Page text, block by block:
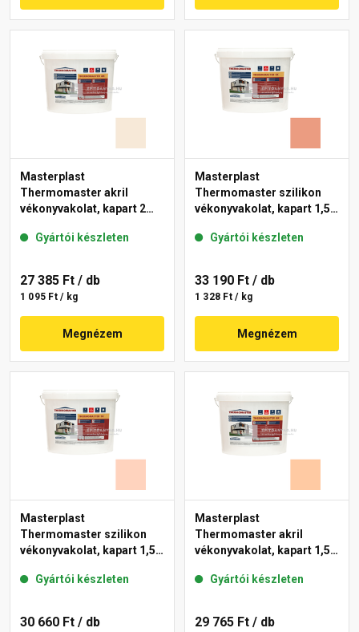
Masterplast
Thermomaster akril
vékonyvakolat, kapart 2
Gyártói készleten
27 385 Ft / db
1 095 Ft / kg
Megnézem
Masterplast
Thermomaster szilikon
vékonyvakolat, kapart 1,5
Gyártói készleten
33 190 Ft / db
1 328 Ft / kg
Megnézem
Masterplast
Thermomaster szilikon
vékonyvakolat, kapart 1,5
Gyártói készleten
30 660 Ft / db
Masterplast
Thermomaster akril
vékonyvakolat, kapart 1,5
Gyártói készleten
29 765 Ft / db